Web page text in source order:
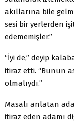
akıllarına bile
sesi bir yerlerden
edememişler.”
“İyi de,” deyip
itiraz etti. “Bunun
olmalıydı.”
Masalı anlatan
itiraz eden adamı